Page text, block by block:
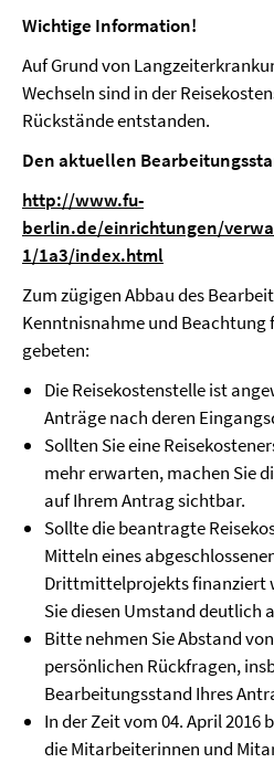
Wichtige Information!
Auf Grund von
Wechseln sind in der
Rückstände entstanden.
Den aktuellen
http://www.fu-
berlin.de/einrichtungen/
1/1a3/index.html
Zum zügigen Abbau des
Kenntnisnahme und
gebeten:
Die Reisekostenstelle ist
Anträge nach deren
Sollten Sie eine
mehr erwarten, machen Sie
auf Ihrem Antrag sichtbar.
Sollte die beantragte
Mitteln eines
Drittmittelprojekts finanziert
Sie diesen Umstand deutlich
Bitte nehmen Sie Abstand
persönlichen Rückfragen,
Bearbeitungsstand Ihres
In der Zeit vom 04. April 2016
die Mitarbeiterinnen und